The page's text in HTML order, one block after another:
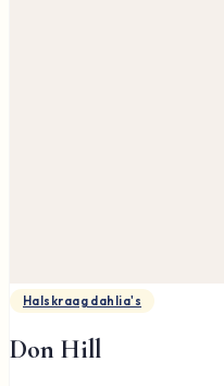
Halskraag dahlia's
Don Hill